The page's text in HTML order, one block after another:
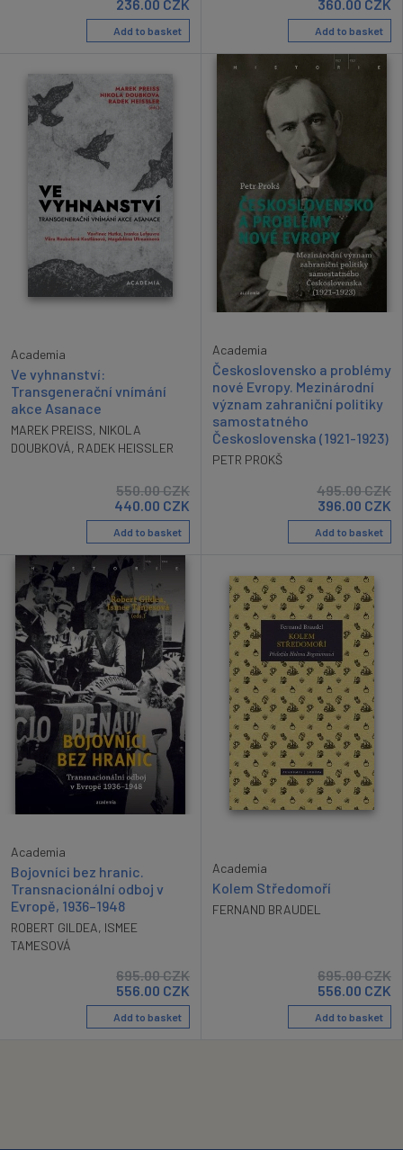
236.00 CZK
Add to basket
360.00 CZK
Add to basket
Academia
Ve vyhnanství:
Transgenerační vnímání
akce Asanace
MAREK PREISS, NIKOLA
DOUBKOVÁ, RADEK HEISSLER
550.00CZK
440.00 CZK
Add to basket
Academia
Československo a problémy
nové Evropy. Mezinárodní
význam zahraniční politiky
samostatného
Československa (1921-1923)
PETR PROKŠ
495.00CZK
396.00 CZK
Add to basket
Academia
Bojovníci bez hranic.
Transnacionální odboj v
Evropě, 1936–1948
ROBERT GILDEA, ISMEE
TAMESOVÁ
695.00CZK
556.00 CZK
Add to basket
Academia
Kolem Středomoří
FERNAND BRAUDEL
695.00CZK
556.00 CZK
Add to basket